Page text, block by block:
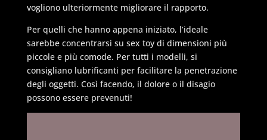
vogliono ulteriormente migliorare il rapporto.
Per quelli che hanno appena iniziato, l’ideale
sarebbe concentrarsi su sex toy di dimensioni più
piccole e più comode. Per tutti i modelli, si
consigliano lubrificanti per facilitare la penetrazione
degli oggetti. Così facendo, il dolore o il disagio
possono essere prevenuti!